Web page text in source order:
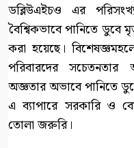
ডব্লিউএইচও এর
বৈশ্বিকভাবে পানিতে ডুবে
করা হয়েছে।
পরিবারদের
অজ্ঞতার অভাবে পানিতে
এ ব্যাপারে সরকারি ও
তোলা জরুরি।